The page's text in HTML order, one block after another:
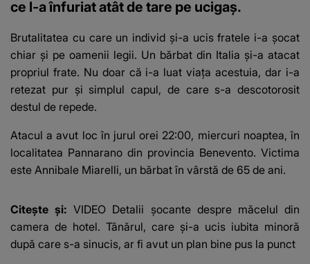
ce l-a înfuriat atât de tare pe ucigaș.
Brutalitatea cu care un individ și-a ucis fratele i-a șocat
chiar și pe oamenii legii. Un bărbat din Italia și-a atacat
propriul frate. Nu doar că i-a luat viața acestuia, dar i-a
retezat pur și simplul capul, de care s-a descotorosit
destul de repede.
Atacul a avut loc în jurul orei 22:00, miercuri noaptea, în
localitatea Pannarano din provincia Benevento. Victima
este Annibale Miarelli, un bărbat în vârstă de 65 de ani.
Citește și:VIDEO Detalii șocante despre măcelul din
camera de hotel. Tânărul, care și-a ucis iubita minoră
după care s-a sinucis, ar fi avut un plan bine pus la punct